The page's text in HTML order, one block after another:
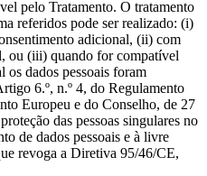
pelo Tratamento. O tratamento
referidos pode ser realizado: (i)
adicional, (ii) com
ou (iii) quando for compatível
os dados pessoais foram
6.º, n.º 4, do Regulamento
Europeu e do Conselho, de 27
das pessoas singulares no
de dados pessoais e à livre
revoga a Diretiva 95/46/CE,